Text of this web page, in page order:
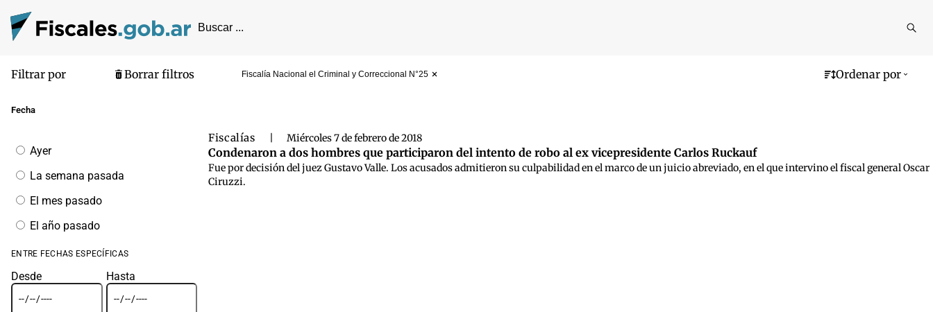
Filtrar por Borrar filtros Fiscalía Nacional el Criminal y Correccional N°25 Ordenar por
Fecha
Filtrar
por
fecha
Ayer
La semana pasada
El mes pasado
El año pasado
ENTRE FECHAS ESPECÍFICAS
Desde Hasta
Fiscalías Miércoles 7 de febrero de 2018
Condenaron a dos hombres que participaron del intento de robo al ex vicepresidente Carlos Ruckauf
Fue por decisión del juez Gustavo Valle. Los acusados admitieron su culpabilidad en el marco de un juicio abreviado, en el que intervino el fiscal general Oscar
Ciruzzi.